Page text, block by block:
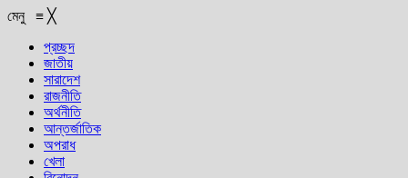
মেনু ≡ ╳
প্রচ্ছদ
জাতীয়
সারাদেশ
রাজনীতি
অর্থনীতি
আন্তর্জাতিক
অপরাধ
খেলা